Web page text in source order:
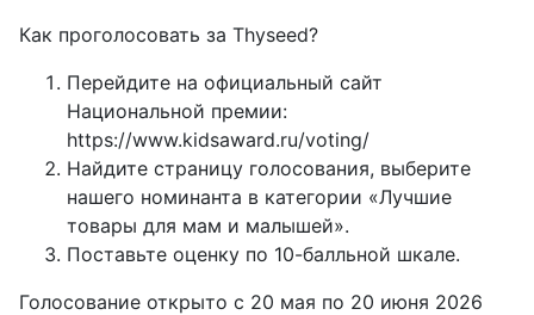
Как проголосовать за Thyseed?
Перейдите на официальный сайт
Национальной премии:
https://www.kidsaward.ru/voting/
Найдите страницу голосования, выберите
нашего номинанта в категории «Лучшие
товары для мам и малышей».
Поставьте оценку по 10-балльной шкале.
Голосование открыто с 20 мая по 20 июня 2026